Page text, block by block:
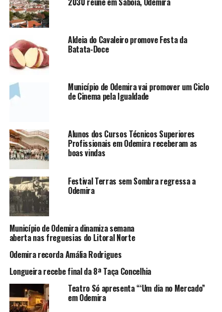
Aldeia do Cavaleiro promove Festa da
Batata-Doce
Município de Odemira vai promover um Ciclo
de Cinema pela Igualdade
Alunos dos Cursos Técnicos Superiores
Profissionais em Odemira receberam as
boas vindas
Festival Terras sem Sombra regressa a
Odemira
Município de Odemira dinamiza semana
aberta nas freguesias do Litoral Norte
Odemira recorda Amália Rodrigues
Longueira recebe final da 8ª Taça Concelhia
Teatro Só apresenta “‘Um dia no Mercado”
em Odemira